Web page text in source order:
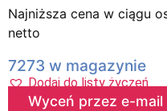
Najniższa cena w ciągu
netto
7273 w magazynie
Dodaj do listy życzeń
Wyceń przez e-mail